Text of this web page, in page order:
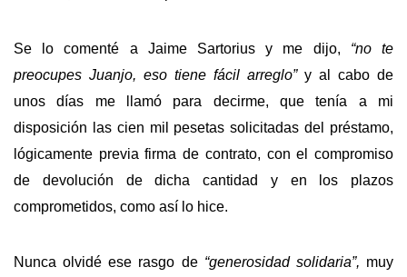
Se lo comenté a Jaime Sartorius y me dijo, “no te
preocupes Juanjo, eso tiene fácil arreglo”y al cabo de
unos días me llamó para decirme, que tenía a mi
disposición las cien mil pesetas solicitadas del préstamo,
lógicamente previa firma de contrato, con el compromiso
de devolución de dicha cantidad y en los plazos
comprometidos, como así lo hice.
Nunca olvidé ese rasgo de “generosidad solidaria”, muy